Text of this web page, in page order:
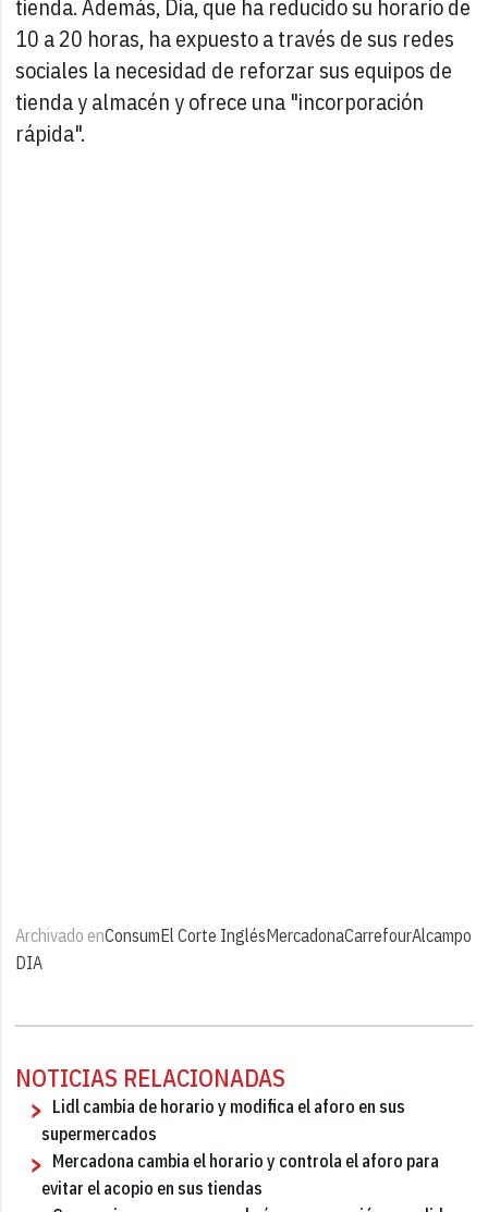
tienda. Además, Dia, que ha reducido su horario de
10 a 20 horas, ha expuesto a través de sus redes
sociales la necesidad de reforzar sus equipos de
tienda y almacén y ofrece una "incorporación
rápida".
Archivado enConsumEl Corte InglésMercadonaCarrefourAlcampo
DIA
NOTICIAS RELACIONADAS
Lidl cambia de horario y modifica el aforo en sus
supermercados
Mercadona cambia el horario y controla el aforo para
evitar el acopio en sus tiendas